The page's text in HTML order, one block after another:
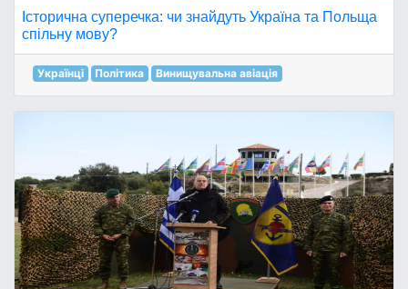
Історична суперечка: чи знайдуть Україна та Польща
спільну мову?
Українці Політика Винищувальна авіація